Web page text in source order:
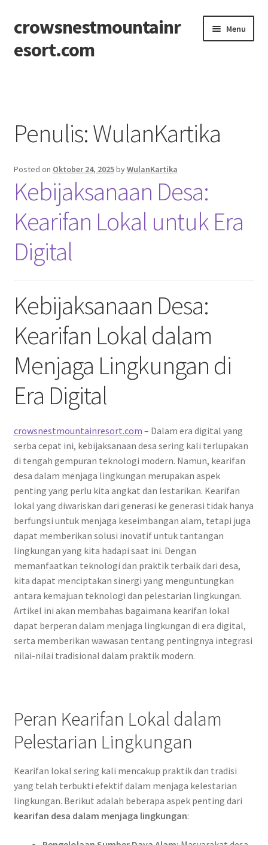
Skip
to
navigation
Skip
to
content
crowsnestmountainr
esort.com
Menu
Contact
Disclaimer
Privacy Policy
Penulis:WulanKartika
Posted on Oktober 24, 2025byWulanKartika
Kebijaksanaan Desa:
Kearifan Lokal untuk Era
Digital
Kebijaksanaan Desa:
Kearifan Lokal dalam
Menjaga Lingkungan di
Era Digital
crowsnestmountainresort.com – Dalam era digital yang
serba cepat ini, kebijaksanaan desa sering kali terlupakan
di tengah gempuran teknologi modern. Namun, kearifan
desa dalam menjaga lingkungan merupakan aspek
penting yang perlu kita angkat dan lestarikan. Kearifan
lokal yang diwariskan dari generasi ke generasi tidak hanya
berfungsi untuk menjaga keseimbangan alam, tetapi juga
dapat memberikan solusi inovatif untuk tantangan
lingkungan yang kita hadapi saat ini. Dengan
memanfaatkan teknologi dan praktik terbaik dari desa,
kita dapat menciptakan sinergi yang menguntungkan
antara kemajuan teknologi dan pelestarian lingkungan.
Artikel ini akan membahas bagaimana kearifan lokal
dapat berperan dalam menjaga lingkungan di era digital,
serta memberikan wawasan tentang pentingnya integrasi
nilai-nilai tradisional dalam praktik modern.
Peran Kearifan Lokal dalam
Pelestarian Lingkungan
Kearifan lokal sering kali mencakup praktik dan tradisi
yang telah terbukti efektif dalam menjaga kelestarian
lingkungan. Berikut adalah beberapa aspek penting dari
kearifan desa dalam menjaga lingkungan: